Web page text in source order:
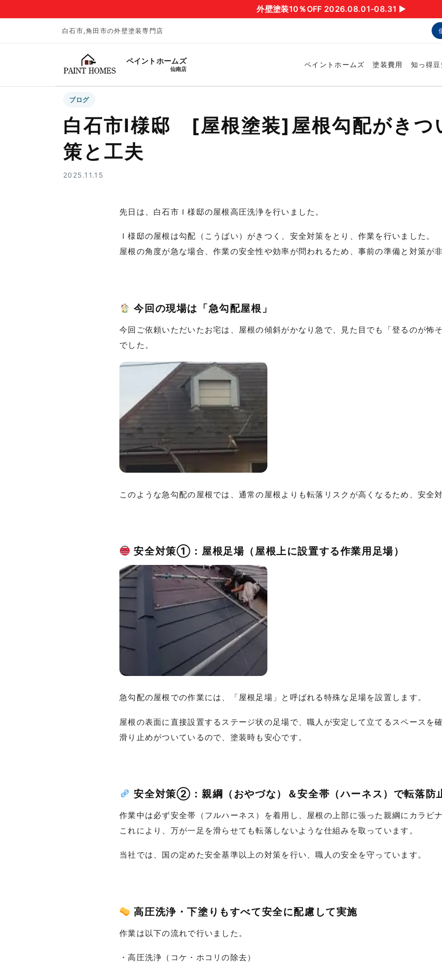
外壁塗装10％OFF 2026.08.01-08.31 ▶︎
白石市,角田市の外壁塗装専門店
ペイントホームズ
仙南店
ペイントホームズ 塗装費用 知っ得
ブログ
白石市I様邸 [屋根塗装]屋根勾配がきつ
策と工夫
2025.11.15
先日は、白石市Ｉ様邸の屋根高圧洗浄を行いました。
Ｉ様邸の屋根は勾配（こうばい）がきつく、安全対策をとり、作業を行いました。
屋根の角度が急な場合、作業の安全性や効率が問われるため、事前の準備と対策が
今回の現場は「急勾配屋根」
今回ご依頼いただいたお宅は、屋根の傾斜がかなり急で、見た目でも「登るのが怖
でした。
このような急勾配の屋根では、通常の屋根よりも転落リスクが高くなるため、安全
安全対策①：屋根足場（屋根上に設置する作業用足場）
急勾配の屋根での作業には、「屋根足場」と呼ばれる特殊な足場を設置します。
屋根の表面に直接設置するステージ状の足場で、職人が安定して立てるスペースを確
滑り止めがついているので、塗装時も安心です。
安全対策②：親綱（おやづな）＆安全帯（ハーネス）で転落防
作業中は必ず安全帯（フルハーネス）を着用し、屋根の上部に張った親綱にカラビナ
これにより、万が一足を滑らせても転落しないような仕組みを取っています。
当社では、国の定めた安全基準以上の対策を行い、職人の安全を守っています。
高圧洗浄・下塗りもすべて安全に配慮して実施
作業は以下の流れで行いました。
・高圧洗浄（コケ・ホコリの除去）